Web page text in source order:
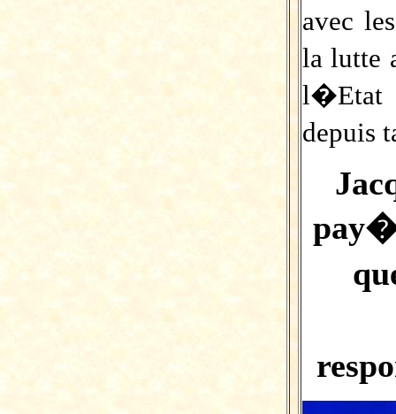
avec
la lutte
l�Etat
depuis
pay�